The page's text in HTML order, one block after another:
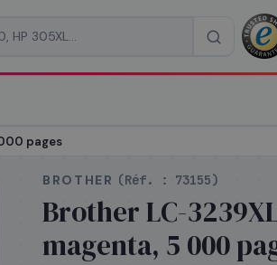
pages
BROTHER (Réf. : 73155)
Brother LC-
magenta, 5 000